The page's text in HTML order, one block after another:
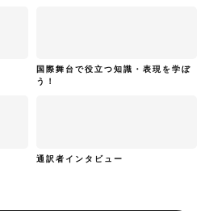
国際舞台で役立つ知識・表現を学ぼ
う！
通訳者インタビュー